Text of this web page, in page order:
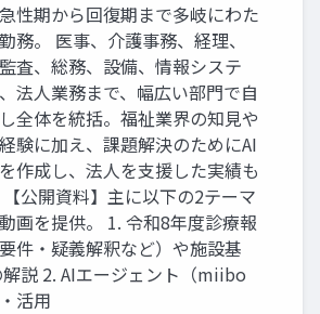
性期から回復期まで多岐にわた
務。 医事、介護事務、経理、
査、総務、設備、情報システ
法人業務まで、幅広い部門で自
全体を統括。福祉業界の知見や
験に加え、課題解決のためにAI
作成し、法人を支援した実績も
公開資料】主に以下の2テーマ
画を提供。 1. 令和8年度診療報
件・疑義解釈など）や施設基
説 2. AIエージェント（miibo
活用